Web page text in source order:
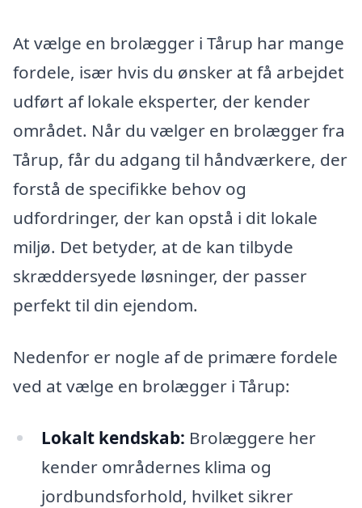
At vælge en brolægger i Tårup har mange
fordele, især hvis du ønsker at få arbejdet
udført af lokale eksperter, der kender
området. Når du vælger en brolægger fra
Tårup, får du adgang til håndværkere, der
forstå de specifikke behov og
udfordringer, der kan opstå i dit lokale
miljø. Det betyder, at de kan tilbyde
skræddersyede løsninger, der passer
perfekt til din ejendom.
Nedenfor er nogle af de primære fordele
ved at vælge en brolægger i Tårup:
Lokalt kendskab: Brolæggere her
kender områdernes klima og
jordbundsforhold, hvilket sikrer